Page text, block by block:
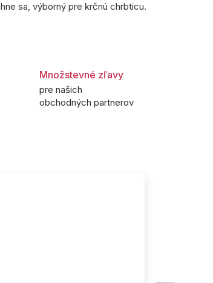
sa, výborný pre krčnú chrbticu.
Množstevné zľavy
pre našich
obchodných partnerov